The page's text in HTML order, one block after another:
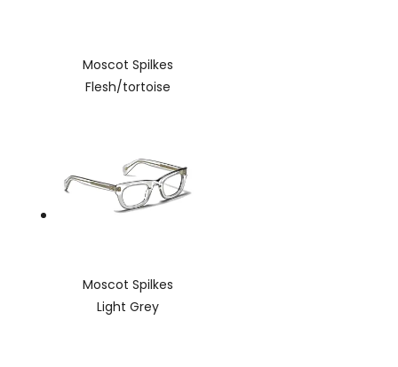
Moscot Spilkes
Flesh/tortoise
Moscot Spilkes
Light Grey